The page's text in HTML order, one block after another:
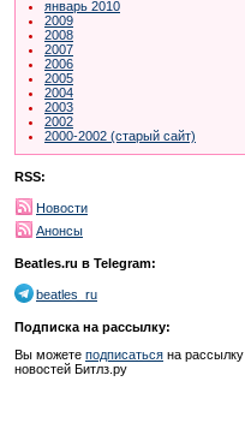
январь 2010
2009
2008
2007
2006
2005
2004
2003
2002
2000-2002 (старый сайт)
RSS:
Новости
Анонсы
Beatles.ru в Telegram:
beatles_ru
Подписка на рассылку:
Вы можете подписаться на рассылку
новостей Битлз.ру